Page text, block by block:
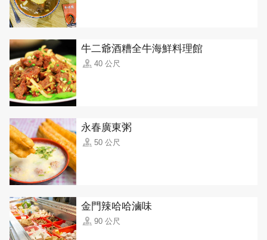
牛二爺酒糟全牛海鮮料理館
40 公尺
永春廣東粥
50 公尺
金門辣哈哈滷味
90 公尺